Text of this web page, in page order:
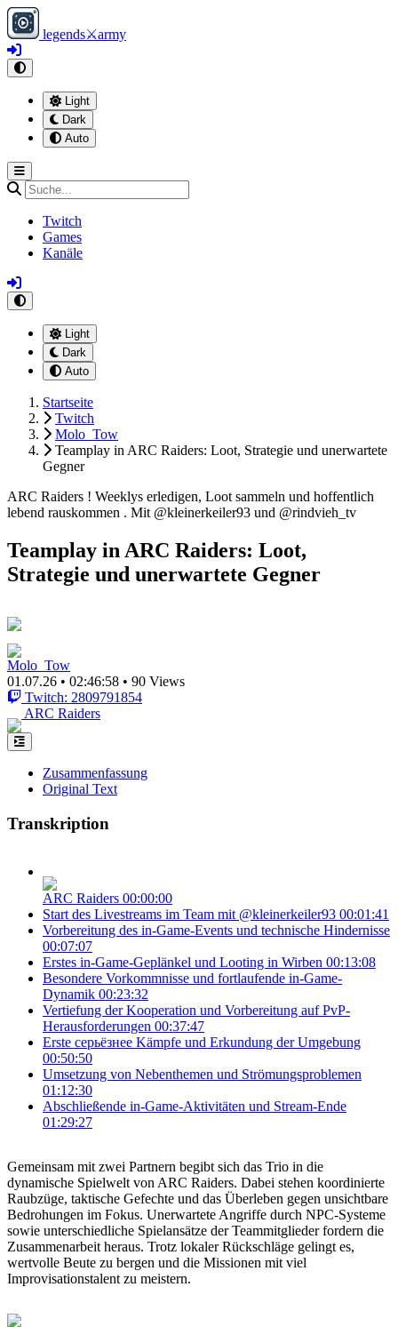
legends⚔army
Light
Dark
Auto
Twitch
Games
Kanäle
Light
Dark
Auto
Startseite
Twitch
Molo_Tow
Teamplay in ARC Raiders: Loot, Strategie und unerwartete
Gegner
ARC Raiders ! Weeklys erledigen, Loot sammeln und hoffentlich
lebend rauskommen . Mit @kleinerkeiler93 und @rindvieh_tv
Teamplay in ARC Raiders: Loot,
Strategie und unerwartete Gegner
Molo_Tow
01.07.26 • 02:46:58 • 90 Views
Twitch: 2809791854
ARC Raiders
Zusammenfassung
Original Text
Transkription
ARC Raiders 00:00:00
Start des Livestreams im Team mit @kleinerkeiler93 00:01:41
Vorbereitung des in-Game-Events und technische Hindernisse
00:07:07
Erstes in-Game-Geplänkel und Looting in Wirben 00:13:08
Besondere Vorkommnisse und fortlaufende in-Game-
Dynamik 00:23:32
Vertiefung der Kooperation und Vorbereitung auf PvP-
Herausforderungen 00:37:47
Erste серьёзнее Kämpfe und Erkundung der Umgebung
00:50:50
Umsetzung von Nebenthemen und Strömungsproblemen
01:12:30
Abschließende in-Game-Aktivitäten und Stream-Ende
01:29:27
Gemeinsam mit zwei Partnern begibt sich das Trio in die
dynamische Spielwelt von ARC Raiders. Dabei stehen koordinierte
Raubzüge, taktische Gefechte und das Überleben gegen unsichtbare
Bedrohungen im Fokus. Unerwartete Angriffe durch NPC-Systeme
sowie unterschiedliche Spielansätze der Teammitglieder fordern die
Zusammenarbeit heraus. Trotz lokaler Rückschläge gelingt es,
wertvolle Beute zu bergen und die Missionen mit viel
Improvisationstalent zu meistern.